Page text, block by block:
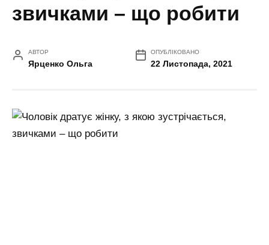
звичками – що робити
АВТОР
Ярценко Ольга
ОПУБЛІКОВАНО
22 Листопада, 2021